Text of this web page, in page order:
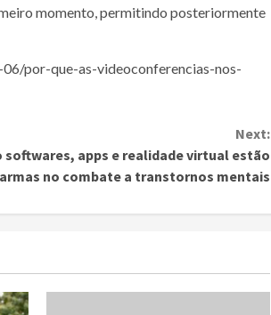
momento, permitindo posteriormente
por-que-as-videoconferencias-nos-
Next:
softwares, apps e realidade virtual estão
no combate a transtornos mentais